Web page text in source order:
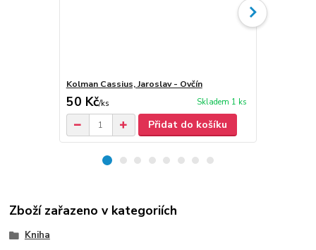
Kolman Cassius, Jaroslav - Ovčín
50 Kč/ks Skladem 1 ks
Přidat do košíku
Zboží zařazeno v kategoriích
Kniha